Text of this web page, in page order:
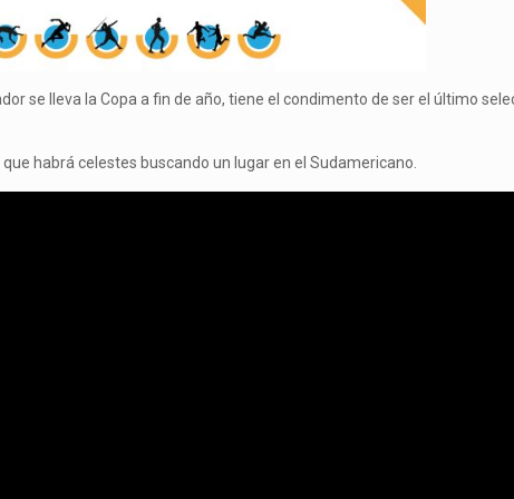
se lleva la Copa a fin de año, tiene el condimento de ser el último
habrá celestes buscando un lugar en el Sudamericano.